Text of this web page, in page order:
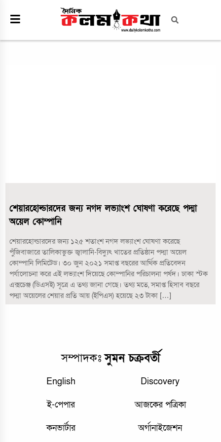
শেয়ারহোল্ডারদের জন্য নগদ লভ্যাংশ ঘোষণা করেছে পদ্মা
অয়েল কোম্পানি
শেয়ারহোল্ডারদের জন্য ১২৫ শতাংশ নগদ লভ্যাংশ ঘোষণা করেছে
পুঁজিবাজারে তালিকাভুক্ত জ্বালানি-বিদ্যুৎ খাতের প্রতিষ্ঠান পদ্মা অয়েল
কোম্পানি লিমিটেড। ৩০ জুন ২০২১ সমাপ্ত বছরের আর্থিক প্রতিবেদন
পর্যালোচনা করে এই লভ্যাংশ দিয়েছে কোম্পানির পরিচালনা পর্ষদ। ঢাকা স্টক
এক্সচেঞ্জ (ডিএসই) সূত্রে এ তথ্য জানা গেছে। তথ্য মতে, সমাপ্ত হিসাব বছরে
পদ্মা অয়েলের শেয়ার প্রতি আয় (ইপিএস) হয়েছে ২৩ টাকা […]
সম্পাদকঃসুমন চক্রবর্তী
English Discovery
ই-পেপার আজকের পত্রিকা
কনভার্টার অর্গানাইজেশন